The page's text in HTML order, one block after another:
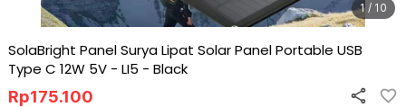
1 / 10
SolaBright Panel Surya Lipat Solar Panel Portable USB
Type C 12W 5V - LI5 - Black
Rp175.100